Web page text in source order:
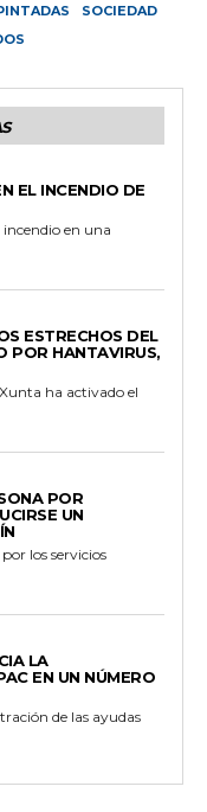
SOCIEDAD
EL INCENDIO DE
en una
ESTRECHOS DEL
POR HANTAVIRUS,
ha activado el
POR
UN
los servicios
LA
EN UN NÚMERO
de las ayudas